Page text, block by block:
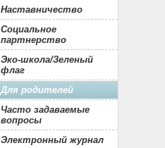
Наставничество
Социальное
партнерство
Эко-школа/Зеленый
флаг
Для родителей
Часто задаваемые
вопросы
Электронный журнал